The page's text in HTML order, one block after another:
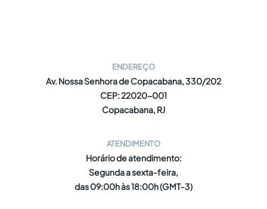
ENDEREÇO
Av. Nossa Senhora de Copacabana, 330/202
CEP: 22020-001
Copacabana, RJ
ATENDIMENTO
Horário de atendimento:
Segunda a sexta-feira,
das 09:00h às 18:00h (GMT-3)